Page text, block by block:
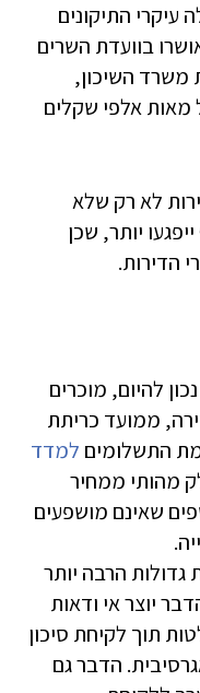
עיקרי התיקונים
בוועדת השרים
משרד השיכון,
מאות אלפי שקלים
לא רק שלא
יותר, שכן
הדירות.
להיום, מוכרים
ממועד כריתת
התשלומים למדד
מהותי ממחיר
שאינם מושפעים
גדולות הרבה יותר
יוצר אי ודאות
תוך לקיחת סיכון
הדבר גם